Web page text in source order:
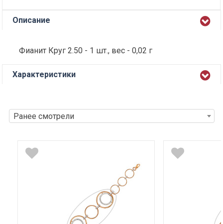
Описание
Фианит Круг 2.50 - 1 шт., вес - 0,02 г
Характеристики
Ранее смотрели